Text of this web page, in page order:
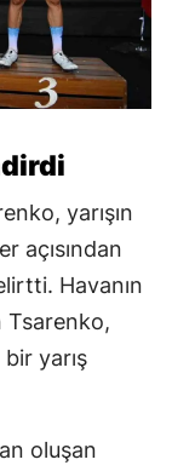
yarışın
açısından
Havanın
Tsarenko,
yarış
oluşan